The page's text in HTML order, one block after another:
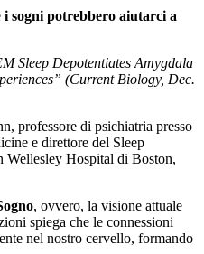
i sogni potrebbero aiutarci a
Sleep Depotentiates Amygdala
(Current Biology, Dec.
professore di psichiatria presso
e direttore del Sleep
Wellesley Hospital di Boston,
, ovvero, la visione attuale
spiega che le connessioni
nel nostro cervello, formando